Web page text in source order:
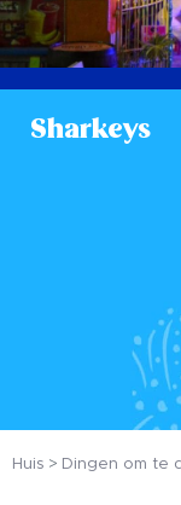
Sharkeys
Huis Dingen om te